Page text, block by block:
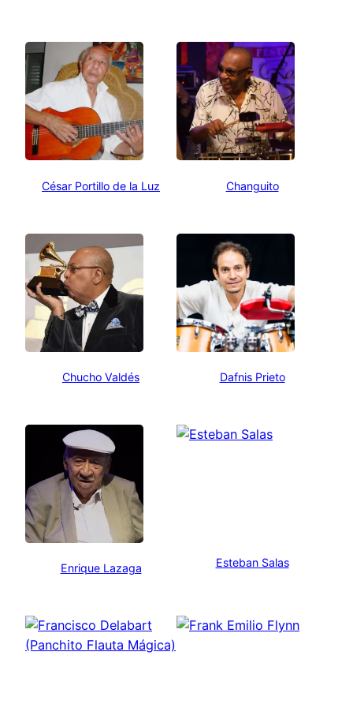
César Portillo de la Luz Changuito
Chucho Valdés Dafnis Prieto
Enrique Lazaga Esteban Salas